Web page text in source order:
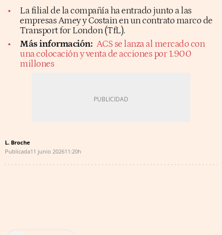
La filial de la compañía ha entrado junto a las
empresas Amey y Costain en un contrato marco de
Transport for London (TfL).
Más información: ACS se lanza al mercado con
una colocación y venta de acciones por 1.900
millones
L. Broche
Publicada11 junio 202611:20h